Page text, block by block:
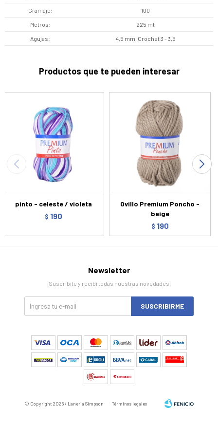
Gramaje 100
Metros 225 mt
Agujas 4,5 mm, Crochet 3 - 3,5
Productos que te pueden interesar
pinto - celeste / violeta
$ 190
Ovillo Premium Poncho -
beige
$ 190
Newsletter
¡Suscribite y recibí todas nuestras novedades!
SUSCRIBIRME
© Copyright 2026 / Laneria Simpson Términos legales